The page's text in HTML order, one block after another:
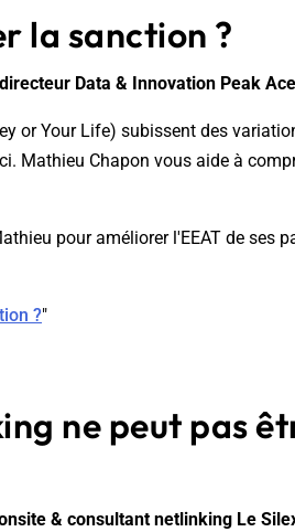
la sanction ?
Data & Innovation Peak Ace
or Your Life) subissent des
Mathieu Chapon vous aide à
pour améliorer l'EEAT de ses
?"
ne peut pas
& consultant netlinking Le